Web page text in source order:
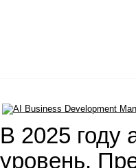
В 2025 году
уровень.